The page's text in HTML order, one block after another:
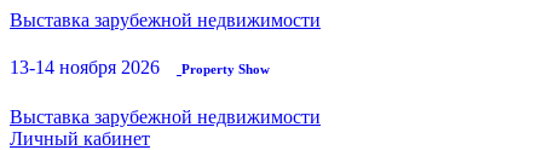
Выставка зарубежной недвижимости
13-14 ноября 2026 Property Show
Выставка зарубежной недвижимости
Личный кабинет